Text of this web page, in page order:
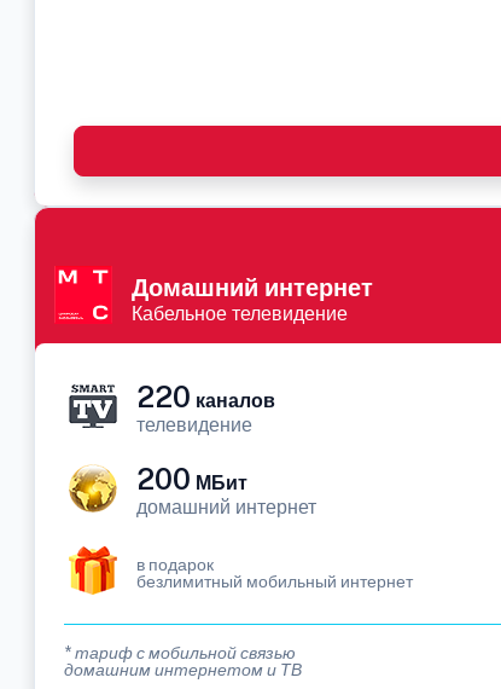
Домашний интернет
Кабельное телевидение
220 каналов
телевидение
200 МБит
домашний интернет
в подарок
безлимитный мобильный интернет
* тариф с мобильной связью
домашним интернетом и ТВ